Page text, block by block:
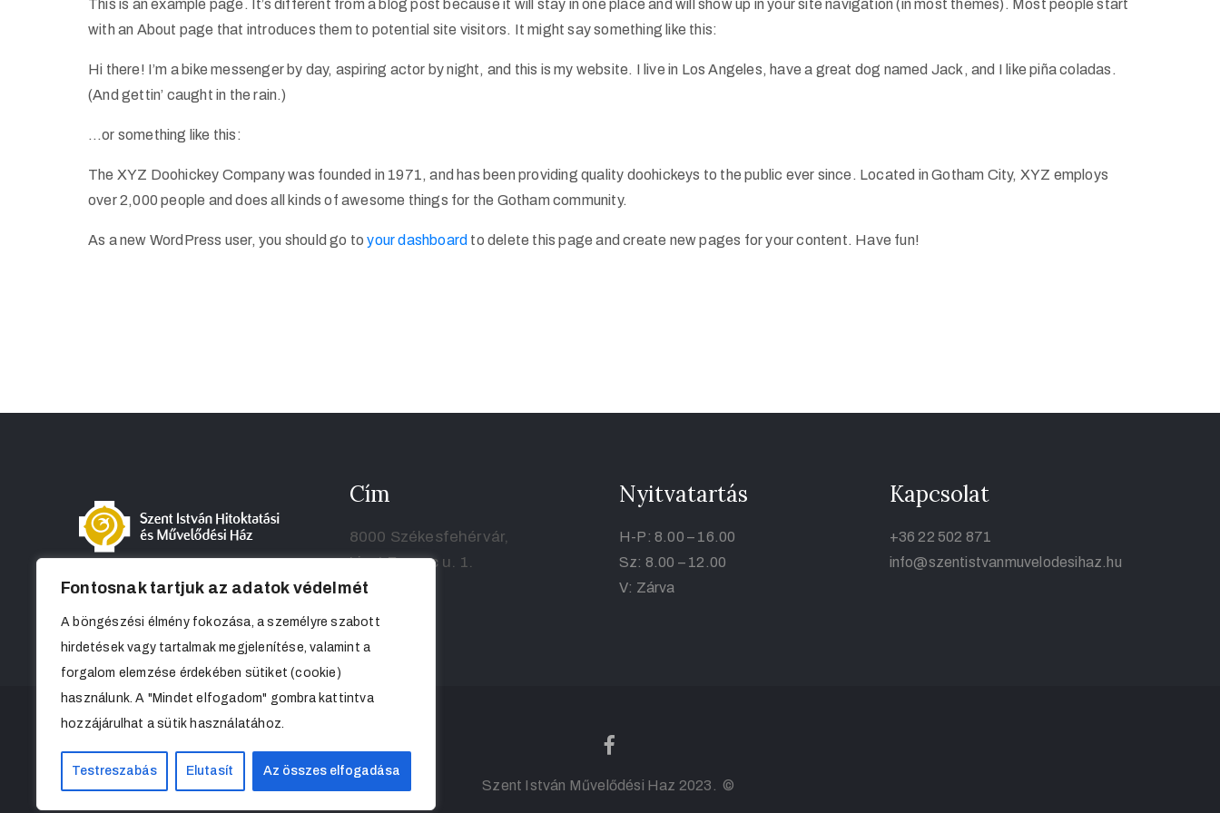
Fontosnak tartjuk az adatok védelmét
A böngészési élmény fokozása, a személyre szabott
hirdetések vagy tartalmak megjelenítése, valamint a
forgalom elemzése érdekében sütiket (cookie)
használunk. A "Mindet elfogadom" gombra kattintva
hozzájárulhat a sütik használatához.
Testreszabás Elutasít Az összes elfogadása
This is an example page. It’s different from a blog post because it will stay in one place and will show up in your site navigation (in most themes). Most people start
with an About page that introduces them to potential site visitors. It might say something like this:
Hi there! I’m a bike messenger by day, aspiring actor by night, and this is my website. I live in Los Angeles, have a great dog named Jack, and I like piña coladas.
(And gettin’ caught in the rain.)
…or something like this:
The XYZ Doohickey Company was founded in 1971, and has been providing quality doohickeys to the public ever since. Located in Gotham City, XYZ employs
over 2,000 people and does all kinds of awesome things for the Gotham community.
As a new WordPress user, you should go toyour dashboard to delete this page and create new pages for your content. Have fun!
Cím
8000 Székesfehérvár,
Liszt Ferenc u. 1.
Nyitvatartás
H-P: 8.00 – 16.00
Sz: 8.00 – 12.00
V: Zárva
Kapcsolat
+36 22 502 871
info@szentistvanmuvelodesihaz.hu
Szent István Művelődési Haz 2023. ©